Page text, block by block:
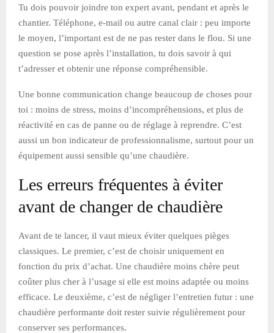
Tu dois pouvoir joindre ton expert avant, pendant et après le
chantier. Téléphone, e-mail ou autre canal clair : peu importe
le moyen, l’important est de ne pas rester dans le flou. Si une
question se pose après l’installation, tu dois savoir à qui
t’adresser et obtenir une réponse compréhensible.
Une bonne communication change beaucoup de choses pour
toi : moins de stress, moins d’incompréhensions, et plus de
réactivité en cas de panne ou de réglage à reprendre. C’est
aussi un bon indicateur de professionnalisme, surtout pour un
équipement aussi sensible qu’une chaudière.
Les erreurs fréquentes à éviter
avant de changer de chaudière
Avant de te lancer, il vaut mieux éviter quelques pièges
classiques. Le premier, c’est de choisir uniquement en
fonction du prix d’achat. Une chaudière moins chère peut
coûter plus cher à l’usage si elle est moins adaptée ou moins
efficace. Le deuxième, c’est de négliger l’entretien futur : une
chaudière performante doit rester suivie régulièrement pour
conserver ses performances.